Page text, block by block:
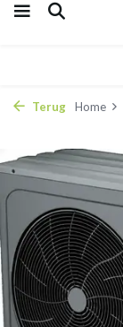
Terug Home